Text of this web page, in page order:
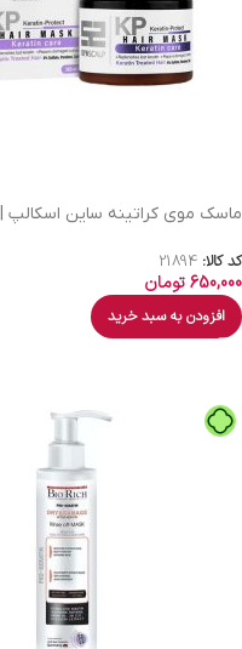
ماسک موی کراتینه ساین اسکالپ | 380 میل
کد کالا: 21894
650,000تومان
افزودن به سبد خرید